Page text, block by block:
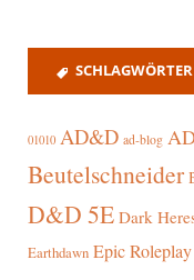
SCHLAGWÖRTER
01010 AD&D ad-blog
Beutelschneider
D&D 5E Dark
Earthdawn Epic Roleplay